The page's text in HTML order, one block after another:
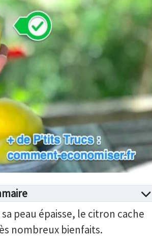
sa peau épaisse, le citron cache
nombreux bienfaits.